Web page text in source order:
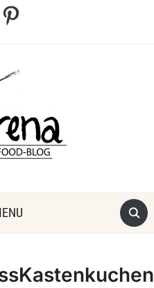
Pinterest